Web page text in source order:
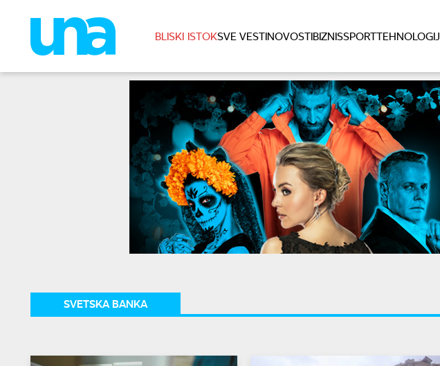
BLISKI ISTOKSVE VESTINOVOSTIBIZNISSPORT
SVETSKA BANKA